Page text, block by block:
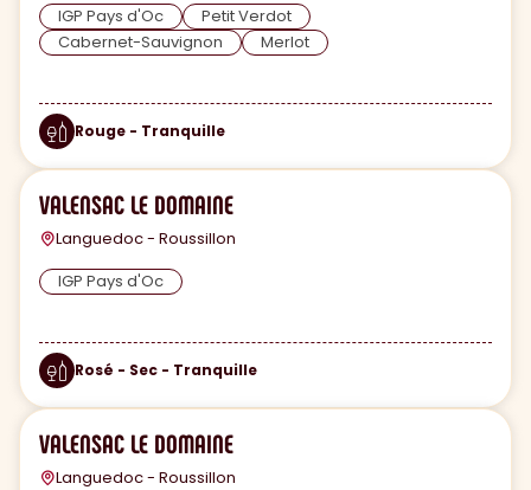
IGP Pays d'Oc
Petit Verdot
Cabernet-Sauvignon
Merlot
Rouge - Tranquille
VALENSAC LE DOMAINE
Languedoc - Roussillon
IGP Pays d'Oc
Rosé - Sec - Tranquille
VALENSAC LE DOMAINE
Languedoc - Roussillon